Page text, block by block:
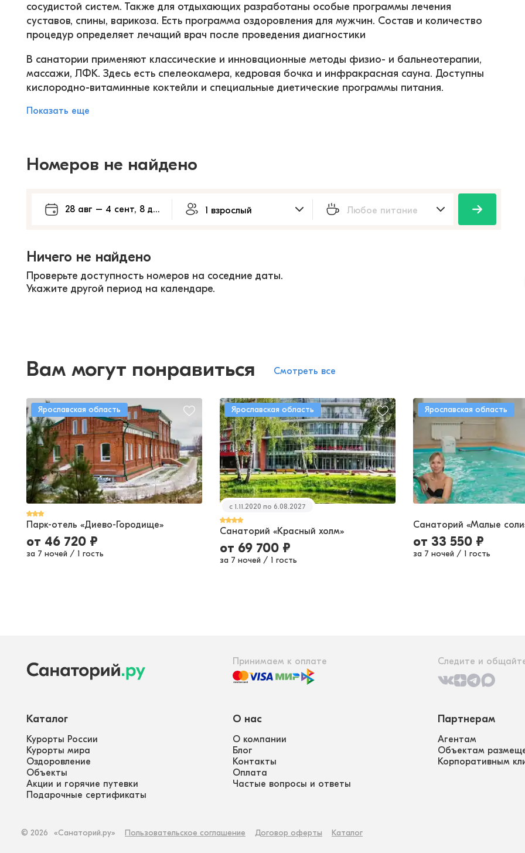
сосудистой систем. Также для отдыхающих разработаны особые программы лечения
суставов, спины, варикоза. Есть программа оздоровления для мужчин. Состав и количество
процедур определяет лечащий врач после проведения диагностики
В санатории применяют классические и инновационные методы физио- и бальнеотерапии,
массажи, ЛФК. Здесь есть спелеокамера, кедровая бочка и инфракрасная сауна. Доступны
кислородно-витаминные коктейли и специальные диетические программы питания.
Показать еще
Номеров не найдено
Ничего не найдено
Проверьте доступность номеров на соседние даты.
Укажите другой период на календаре.
Вам могут понравиться Смотреть все
Ярославская область
Парк-отель «Диево-Городище»
от 46 720 ₽
за 7 ночей / 1 гость
Ярославская область
c 1.11.2020 по 6.08.2027
Санаторий «Красный холм»
от 69 700 ₽
за 7 ночей / 1 гость
Ярославская область
Санаторий «Малые
от 33 550 ₽
за 7 ночей / 1 гость
Каталог
Курорты России
Курорты мира
Оздоровление
Объекты
Акции и горячие путевки
Подарочные сертификаты
Принимаем к оплате
О нас
О компании
Блог
Контакты
Оплата
Частые вопросы и ответы
Следите и
Партнерам
Агентам
Объектам
Корпоративным
© 2026 «Санаторий.ру» Пользовательское соглашение Договор оферты Каталог